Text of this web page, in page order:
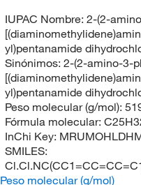
IUPAC Nombre: 2-(2-
yl)pentanamide
Sinónimos: 2-(2-amino-3-
yl)pentanamide
Peso molecular (g/mol):
Fórmula molecular:
InChi Key:
SMILES:
Peso molecular (g/mol)